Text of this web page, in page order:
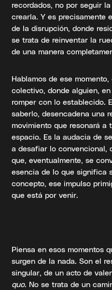
recordados, no por seguir
crearla. Y es precisamente
de la disrupción, donde
se trata de reinventar la
de una manera
Hablamos de ese
colectivo, donde alguien,
romper con lo establecido.
saberlo, desencadena una
movimiento que resonará a
espacio. Es la audacia de
a desafiar lo convencional,
que, eventualmente, se
esencia de lo que significa
concepto, ese impulso
que está por venir.
Piensa en esos momentos
surgen de la nada. Son el
singular, de un acto de
quo. No se trata de un